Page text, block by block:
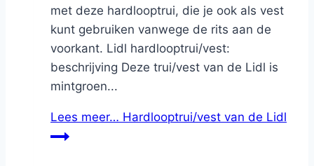
met deze hardlooptrui, die je ook als vest
kunt gebruiken vanwege de rits aan de
voorkant. Lidl hardlooptrui/vest:
beschrijving Deze trui/vest van de Lidl is
mintgroen...
Lees meer… Hardlooptrui/vest van de Lidl